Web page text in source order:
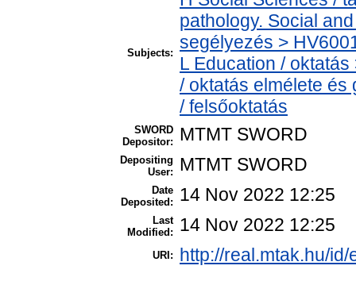
Subjects:
pathology. Social
segélyezés >
L Education /
/ oktatás elmélete és
/ felsőoktatás
SWORD
Depositor:
MTMT SWORD
Depositing
User:
MTMT SWORD
Date
Deposited:
14 Nov 2022 12:25
Last
Modified:
14 Nov 2022 12:25
URI: http://real.mtak.hu/